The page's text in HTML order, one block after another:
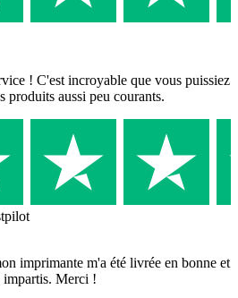
! C'est incroyable que vous puissiez
produits aussi peu courants.
imprimante m'a été livrée en bonne et
impartis. Merci !